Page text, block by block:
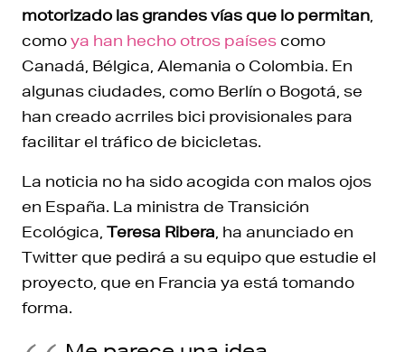
motorizado las grandes vías que lo permitan
comoya han hecho otros paísescomo
Canadá, Bélgica, Alemania o Colombia. En
algunas ciudades, como Berlín o Bogotá, se
han creado acrriles bici provisionales para
facilitar el tráfico de bicicletas.
La noticia no ha sido acogida con malos ojos
en España. La ministra de Transición
Ecológica, Teresa Ribera , ha anunciado en
Twitter que pedirá a su equipo que estudie el
proyecto, que en Francia ya está tomando
forma.